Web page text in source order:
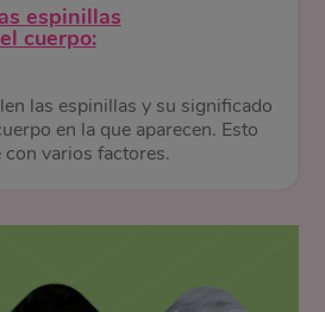
espinillas
cuerpo:
las espinillas y su significado
en la que aparecen. Esto
varios factores.